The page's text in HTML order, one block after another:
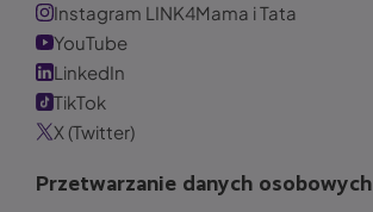
Instagram LINK4Mama i Tata
YouTube
LinkedIn
TikTok
X (Twitter)
Przetwarzanie danych osobowych